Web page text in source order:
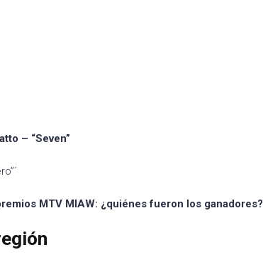
– “Seven”
MTV MIAW: ¿quiénes fueron los ganadores?